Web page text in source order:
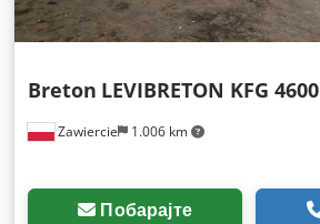
Zawiercie 1.006 km
Breton LEVIBRETON KFG 4600
Побарајте